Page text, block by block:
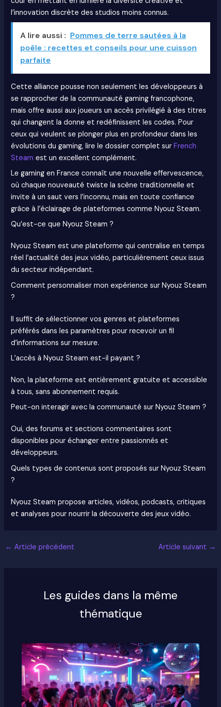
l’innovation discrète des studios moins connus.
A lire aussi : Pommes de terre sautées à la
poêle : recettes et conseils pour une cuisson
parfaite
Cette alliance pousse non seulement les développeurs à
se rapprocher de la communauté gaming francophone,
mais offre aussi aux joueurs un accès privilégié à des titres
qui changent la donne et redéfinissent les codes. Pour
ceux qui veulent se plonger plus en profondeur dans les
évolutions du gaming, lire le dossier complet surFrench
Steam est un excellent complément.
Le gaming en France connaît une nouvelle effervescence,
où chaque nouveauté twiste la scène traditionnelle et
invite à un saut vers l’inconnu, mais en toute confiance
grâce à l’éclairage de plateformes comme Nyouz Steam.
Qu’est-ce que Nyouz Steam ?
Nyouz Steam est une plateforme qui centralise en temps
réel l’actualité des jeux vidéo, particulièrement ceux issus
du secteur indépendant.
Comment personnaliser mon expérience sur Nyouz Steam
?
Il suffit de sélectionner vos genres et plateformes
préférés dans les paramètres pour recevoir un fil
d’informations sur mesure.
L’accès à Nyouz Steam est-il payant ?
Non, la plateforme est entièrement gratuite et accessible
à tous, sans abonnement requis.
Peut-on interagir avec la communauté sur Nyouz Steam ?
Oui, des forums et sections commentaires sont
disponibles pour échanger entre passionnés et
développeurs.
Quels types de contenus sont proposés sur Nyouz Steam
?
Nyouz Steam propose articles, vidéos, podcasts, critiques
et analyses pour nourrir la découverte des jeux vidéo.
← Article précédent Article suivant →
Les guides dans la même
thématique